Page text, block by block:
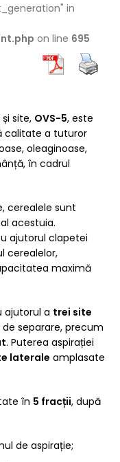
in
on line 695
site, OVS-5, este
calitate a tuturor
oleaginoase,
în cadrul
cerealele sunt
acestuia.
ajutorul clapetei
cerealelor,
maximă
ajutorul a trei site
separare, precum
. Puterea aspirației
laterale amplasate
în 5 fracții, după
de aspirație;